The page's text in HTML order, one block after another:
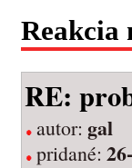
Reakcia
RE:
autor: gal
pridané: